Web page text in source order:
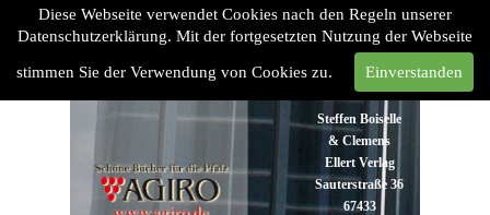
Diese Webseite verwendet Cookies nach den Regeln unserer
Datenschutzerklärung. Mit der fortgesetzten Nutzung der Webseite
stimmen Sie der Verwendung von Cookies zu. Einverstanden
Steffen Boiselle
& Clemens
Ellert Verlag
Sauterstraße 36
67433